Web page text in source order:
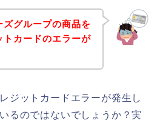
ズグループの商品を
トカードのエラーが
ジットカードエラーが発生し
るのではないでしょうか？実